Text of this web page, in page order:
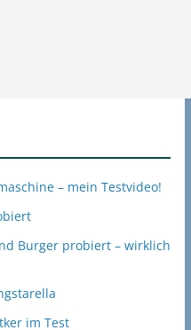
– mein Testvideo!
Burger probiert – wirklich
im Test